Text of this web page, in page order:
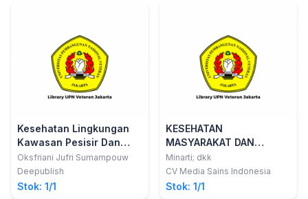
Kesehatan Lingkungan
Kawasan Pesisir Dan
Kepulauan
Oksfriani Jufri Sumampouw
Deepublish
Stok: 1/1
KESEHATAN
MASYARAKAT DAN
PROMOSI KESEHATAN
Minarti; dkk
CV Media Sains Indonesia
Stok: 1/1